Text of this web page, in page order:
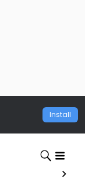
Install